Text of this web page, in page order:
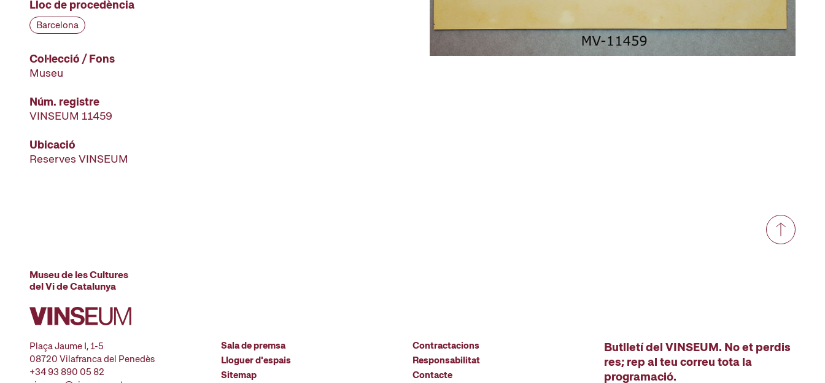
Lloc de procedència
Barcelona
Col·lecció / Fons
Museu
Núm. registre
VINSEUM 11459
Ubicació
Reserves VINSEUM
Museu de les Cultures
del Vi de Catalunya
Plaça Jaume I, 1-5
08720 Vilafranca del Penedès
+34 93 890 05 82
Sala de premsa
Lloguer d'espais
Sitemap
Contractacions
Responsabilitat
Contacte
Butlletí del VINSEUM. No et perdis
res; rep al teu correu tota la
programació.